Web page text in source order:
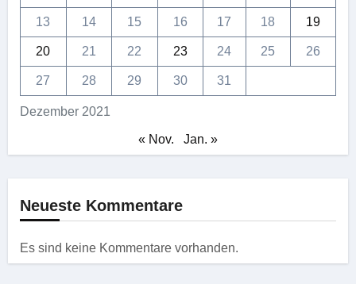
Dezember 2021
13 14 15 16 17 18 19
20 21 22 23 24 25 26
27 28 29 30 31
« Nov. Jan. »
Neueste Kommentare
Es sind keine Kommentare vorhanden.